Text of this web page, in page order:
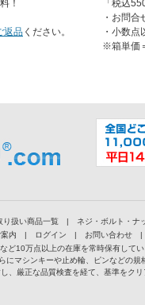
！
返品 ください。
「税込
・お問合
・小数点
※箱単価
り扱い商品一覧 | ネジ・ボルト・ナ
内 | ログイン | お問い合わせ |
ど10万点以上の在庫を常時保有して
にマシンキーや止め輪、ピンなどの
、厳正な品質検査を経て、基準をク